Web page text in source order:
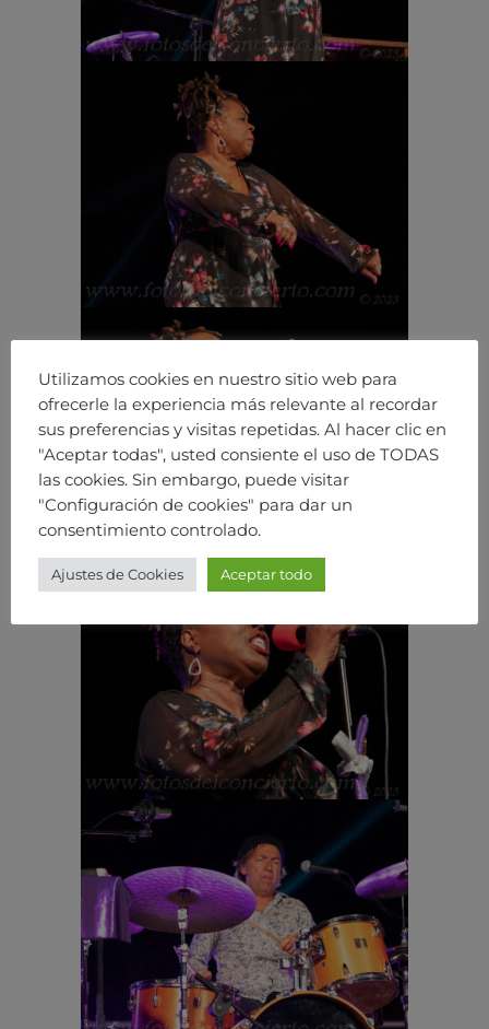
Utilizamos cookies en nuestro sitio web para
ofrecerle la experiencia más relevante al recordar
sus preferencias y visitas repetidas. Al hacer clic en
"Aceptar todas", usted consiente el uso de TODAS
las cookies. Sin embargo, puede visitar
"Configuración de cookies" para dar un
consentimiento controlado.
Ajustes de Cookies Aceptar todo